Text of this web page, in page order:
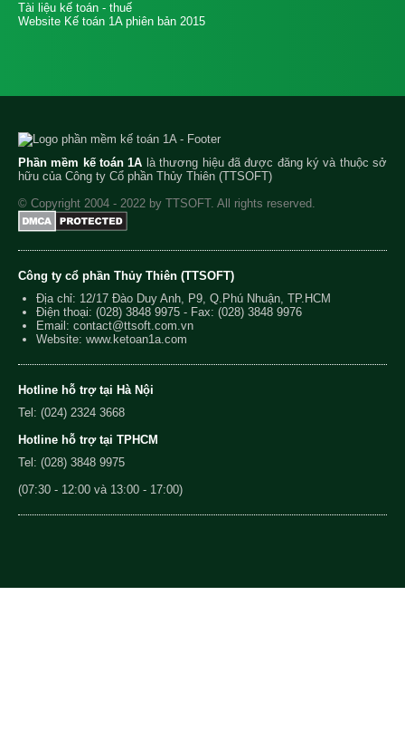
Tài liệu kế toán - thuế
Website Kế toán 1A phiên bản 2015
Phần mềm kế toán 1A là thương hiệu đã được đăng ký và thuộc sở
hữu của Công ty Cổ phần Thủy Thiên (TTSOFT)
© Copyright 2004 - 2022 by TTSOFT. All rights reserved.
Công ty cổ phần Thủy Thiên (TTSOFT)
Địa chỉ: 12/17 Đào Duy Anh, P9, Q.Phú Nhuận, TP.HCM
Điện thoại: (028) 3848 9975 - Fax: (028) 3848 9976
Email: contact@ttsoft.com.vn
Website: www.ketoan1a.com
Hotline hỗ trợ tại Hà Nội
Tel: (024) 2324 3668
Hotline hỗ trợ tại TPHCM
Tel: (028) 3848 9975
(07:30 - 12:00 và 13:00 - 17:00)